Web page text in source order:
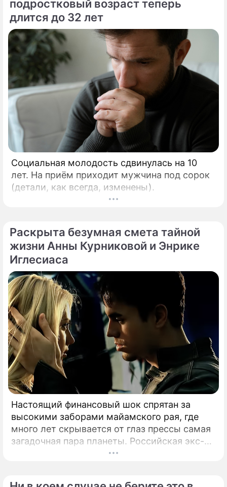
подростковый возраст теперь
длится до 32 лет
Социальная молодость сдвинулась на 10
лет. На приём приходит мужчина под сорок
(детали, как всегда, изменены).
Раскрыта безумная смета тайной
жизни Анны Курниковой и Энрике
Иглесиаса
Настоящий финансовый шок спрятан за
высокими заборами майамского рая, где
много лет скрывается от глаз прессы самая
загадочная пара планеты. Российская экс-
теннисистка Анна Курникова и испанский